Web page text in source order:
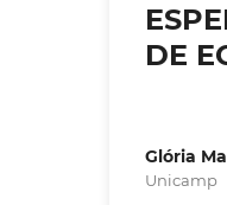
DE
Glória
Unicamp